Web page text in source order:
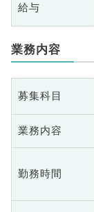
給与
業務内容
募集科目
業務内容
勤務時間